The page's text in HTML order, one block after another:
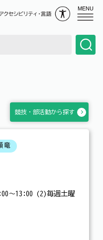
MENU
競技・部活動から探す
竜
～13:00 (2)毎週土曜